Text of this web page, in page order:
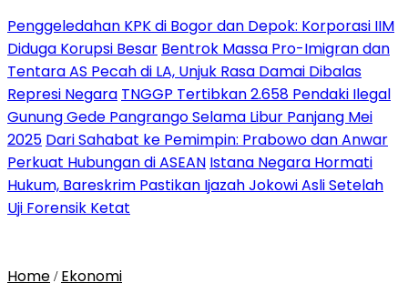
Penggeledahan KPK di Bogor dan Depok: Korporasi IIM
Diduga Korupsi Besar Bentrok Massa Pro-Imigran dan
Tentara AS Pecah di LA, Unjuk Rasa Damai Dibalas
Represi Negara TNGGP Tertibkan 2.658 Pendaki Ilegal
Gunung Gede Pangrango Selama Libur Panjang Mei
2025 Dari Sahabat ke Pemimpin: Prabowo dan Anwar
Perkuat Hubungan di ASEAN Istana Negara Hormati
Hukum, Bareskrim Pastikan Ijazah Jokowi Asli Setelah
Uji Forensik Ketat
Home / Ekonomi